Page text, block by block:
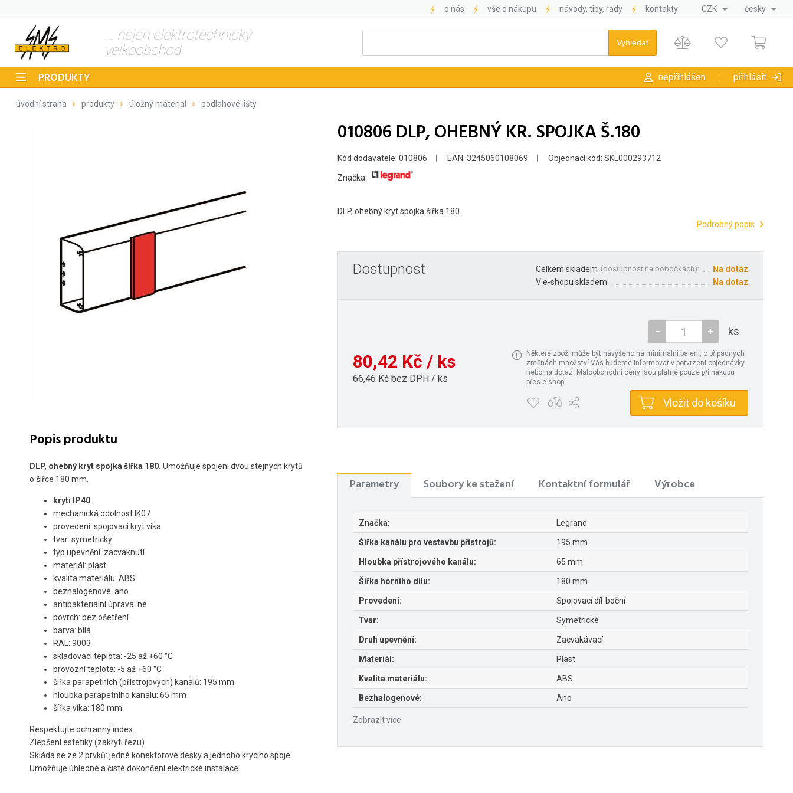
o nás vše o nákupu návody, tipy, rady kontakty CZK česky
... nejen elektrotechnický
velkoobchod
PRODUKTY nepřihlášen přihlásit
úvodní strana produkty úložný materiál podlahové lišty
Popis produktu
DLP, ohebný kryt spojka šířka 180. Umožňuje spojení dvou stejných krytů
o šířce 180 mm.
krytí IP40
mechanická odolnost IK07
provedení: spojovací kryt víka
tvar: symetrický
typ upevnění: zacvaknutí
materiál: plast
kvalita materiálu: ABS
bezhalogenové: ano
antibakteriální úprava: ne
povrch: bez ošetření
barva: bílá
RAL: 9003
skladovací teplota: -25 až +60 °C
provozní teplota: -5 až +60 °C
šířka parapetních (přístrojových) kanálů: 195 mm
hloubka parapetního kanálu: 65 mm
šířka víka: 180 mm
Respektujte ochranný index.
Zlepšení estetiky (zakrytí řezu).
Skládá se ze 2 prvků: jedné konektorové desky a jednoho krycího spoje.
Umožňuje úhledné a čisté dokončení elektrické instalace.
010806 DLP, OHEBNÝ KR. SPOJKA Š.180
Kód dodavatele: 010806 EAN: 3245060108069 Objednací kód: SKL000293712
Značka:
DLP, ohebný kryt spojka šířka 180.
Podrobný popis
Dostupnost: Celkem skladem (dostupnost na pobočkách):
Na dotaz
V e-shopu skladem:
Na dotaz
80,42 Kč / ks
66,46 Kč bez DPH / ks
ks
Některé zboží může být navýšeno na minimální balení, o případných
změnách množství Vás budeme informovat v potvrzení objednávky
nebo na dotaz. Maloobchodní ceny jsou platné pouze při nákupu
přes e-shop.
Vložit do košíku
Parametry Soubory ke stažení Kontaktní formulář Výrobce
Značka: Legrand
Šířka kanálu pro vestavbu přístrojů: 195 mm
Hloubka přístrojového kanálu: 65 mm
Šířka horního dílu: 180 mm
Provedení: Spojovací díl-boční
Tvar: Symetrické
Druh upevnění: Zacvakávací
Materiál: Plast
Kvalita materiálu: ABS
Bezhalogenové: Ano
Zobrazit více